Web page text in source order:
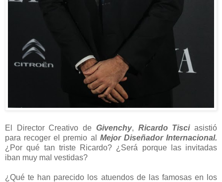
El Director Creativo de Givenchy, Ricardo Tisciasistió
para recoger el premio al Mejor Diseñador Internacional.
¿Por qué tan triste Ricardo? ¿Será porque las invitadas
iban muy mal vestidas?
¿Qué te han parecido los atuendos de las famosas en los